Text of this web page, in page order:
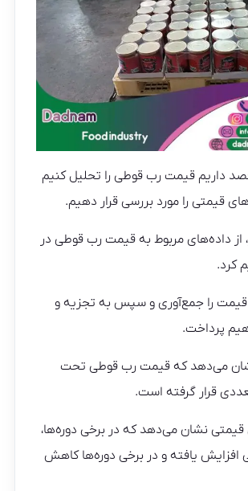
داریم قیمت رب قوطی را تحلیل کنیم
قیمتی را مورد بررسی قرار دهیم.
از داده‌های مربوط به قیمت رب قوطی در
کرد.
قیمت را جمع‌آوری و سپس به تجزیه و
پرداخت.
می‌دهد که قیمت رب قوطی تحت
قرار گرفته است.
قیمتی نشان می‌دهد که در برخی دوره‌ها،
یافته و در برخی دوره‌ها کاهش